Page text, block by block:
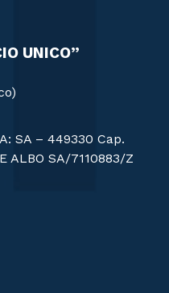
UNICO”
SA – 449330 Cap.
ALBO SA/7110883/Z